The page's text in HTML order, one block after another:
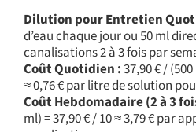
Dilution pour Entretien
d’eau chaque jour ou 50 ml
canalisations 2 à 3 fois par
Coût Quotidien :37,90 € /
≈ 0,76 € par litre de solution
Coût Hebdomadaire (2 à 3
ml) = 37,90 € / 10 ≈ 3,79 € par